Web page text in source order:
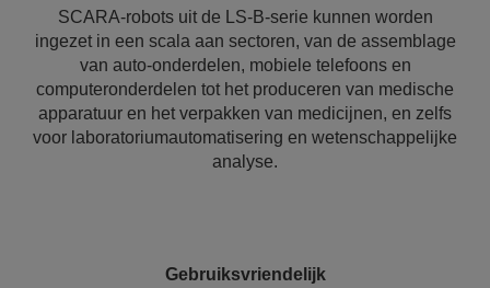
SCARA-robots uit de LS-B-serie kunnen worden
ingezet in een scala aan sectoren, van de assemblage
van auto-onderdelen, mobiele telefoons en
computeronderdelen tot het produceren van medische
apparatuur en het verpakken van medicijnen, en zelfs
voor laboratoriumautomatisering en wetenschappelijke
analyse.
Gebruiksvriendelijk